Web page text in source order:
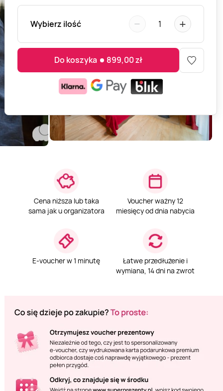
Wybierz ilość − 1 +
Do koszyka 899,00zł
Cena niższa lub taka
sama jak u organizatora
Voucher ważny 12
miesięcy od dnia nabycia
E-voucher w 1 minutę
Łatwe przedłużenie i
wymiana, 14 dni na zwrot